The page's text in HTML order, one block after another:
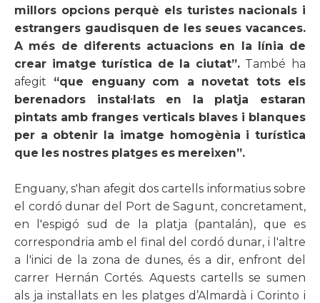
millors opcions perquè els turistes nacionals i
estrangers gaudisquen de les seues vacances.
A més de diferents actuacions en la línia de
crear imatge turística de la ciutat”. També ha
afegit “que enguany com a novetat tots els
berenadors instal·lats en la platja estaran
pintats amb franges verticals blaves i blanques
per a obtenir la imatge homogènia i turística
que les nostres platges es mereixen”.
Enguany, s'han afegit dos cartells informatius sobre
el cordó dunar del Port de Sagunt, concretament,
en l'espigó sud de la platja (pantalán), que es
correspondria amb el final del cordó dunar, i l'altre
a l'inici de la zona de dunes, és a dir, enfront del
carrer Hernán Cortés. Aquests cartells se sumen
als ja instal·lats en les platges d’Almardà i Corinto i